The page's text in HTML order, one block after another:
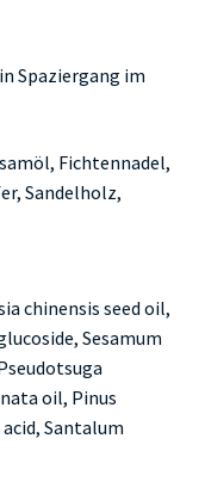
Spaziergang im
Fichtennadel,
Sandelholz,
chinensis seed oil,
Sesamum
oil, Pinus
Santalum